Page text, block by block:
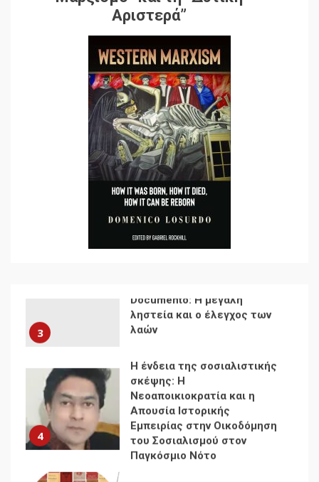
Αριστερά”
Αποσύνδεση με κινεζικά
χαρακτηριστικά
Ενότητα της
αντιιμπεριαλιστικής,
κομμουνιστικής και
ριζοσπαστικής, Αριστεράς
και ανασυγκρότηση του
Κομμουνιστικού Κινήματος
Για την απόφαση του 4ου
Συνεδρίου του Αριστερού
Ρεύματος
3
ληστεία και ο έλεγχος των
λαών
4
Η ένδεια της σοσιαλιστικής
σκέψης: Η
Νεοαποικιοκρατία και η
Απουσία Ιστορικής
Εμπειρίας στην Οικοδόμηση
του Σοσιαλισμού στον
Παγκόσμιο Νότο